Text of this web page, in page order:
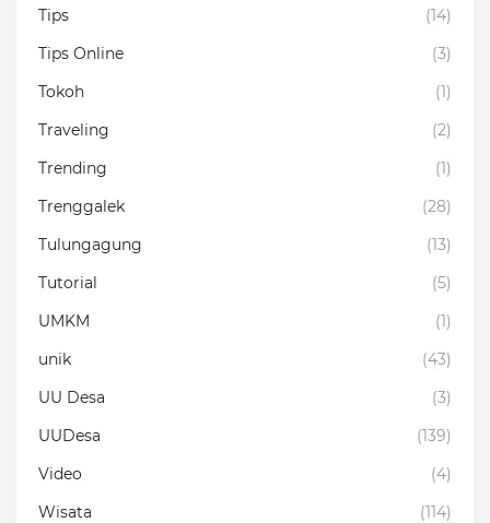
Tips
(14)
Tips Online
(3)
Tokoh
(1)
Traveling
(2)
Trending
(1)
Trenggalek
(28)
Tulungagung
(13)
Tutorial
(5)
UMKM
(1)
unik
(43)
UU Desa
(3)
UUDesa
(139)
Video
(4)
Wisata
(114)